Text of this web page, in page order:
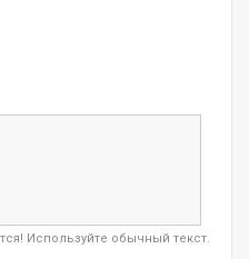
Используйте обычный текст.